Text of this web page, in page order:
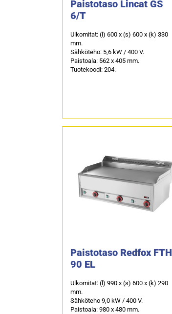
Paistotaso Lincat GS
6/T
Ulkomitat: (l) 600 x (s) 600 x (k) 330
mm.
Sähköteho: 5,6 kW / 400 V.
Paistoala: 562 x 405 mm.
Tuotekoodi: 204.
Paistotaso Redfox FTH
90 EL
Ulkomitat: (l) 990 x (s) 600 x (k) 290
mm.
Sähköteho 9,0 kW / 400 V.
Paistoala: 980 x 480 mm.